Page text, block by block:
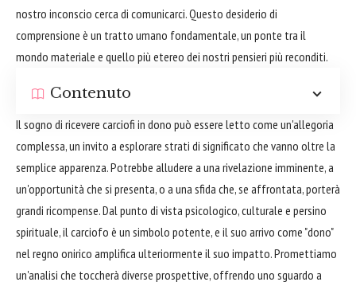
nostro inconscio cerca di comunicarci. Questo desiderio di
comprensione è un tratto umano fondamentale, un ponte tra il
mondo materiale e quello più etereo dei nostri pensieri più reconditi.
Contenuto
Il sogno di ricevere carciofi in dono può essere letto come un'allegoria
complessa, un invito a esplorare strati di significato che vanno oltre la
semplice apparenza. Potrebbe alludere a una rivelazione imminente, a
un'opportunità che si presenta, o a una sfida che, se affrontata, porterà
grandi ricompense. Dal punto di vista psicologico, culturale e persino
spirituale, il carciofo è un simbolo potente, e il suo arrivo come "dono"
nel regno onirico amplifica ulteriormente il suo impatto. Promettiamo
un'analisi che toccherà diverse prospettive, offrendo uno sguardo a